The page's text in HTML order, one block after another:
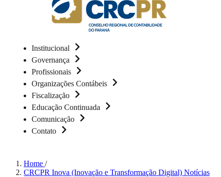
Institucional
Governança
Profissionais
Organizações Contábeis
Fiscalização
Educação Continuada
Comunicação
Contato
Home /
CRCPR Inova (Inovação e Transformação Digital) Notícias